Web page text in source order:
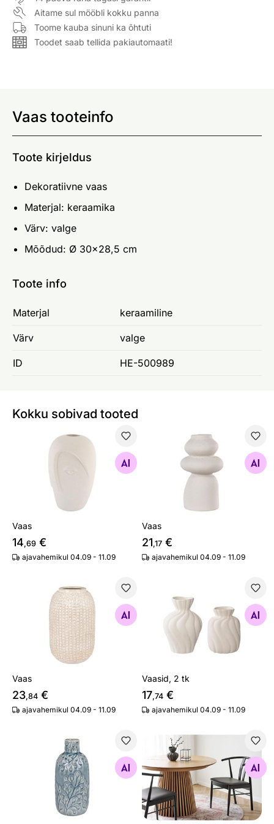
Aitame sul mööbli kokku panna
Toome kauba sinuni ka õhtuti
Toodet saab tellida pakiautomaati!
Vaas tooteinfo
Toote kirjeldus
Dekoratiivne vaas
Materjal: keraamika
Värv: valge
Mõõdud: Ø 30x28,5 cm
Toote info
Materjal keraamiline
Värv valge
ID HE-500989
Kokku sobivad tooted
Otsi sarnaseid
Vaas
14,69 €
ajavahemikul 04.09 - 11.09
Otsi sarnaseid
Vaas
21,17 €
ajavahemikul 04.09 - 11.09
Otsi sarnaseid
Vaas
23,84 €
ajavahemikul 04.09 - 11.09
Vaasid, 2 tk
Otsi sarnaseid
Vaasid, 2 tk
17,74 €
ajavahemikul 04.09 - 11.09
Otsi sarnaseid Otsi sarnaseid